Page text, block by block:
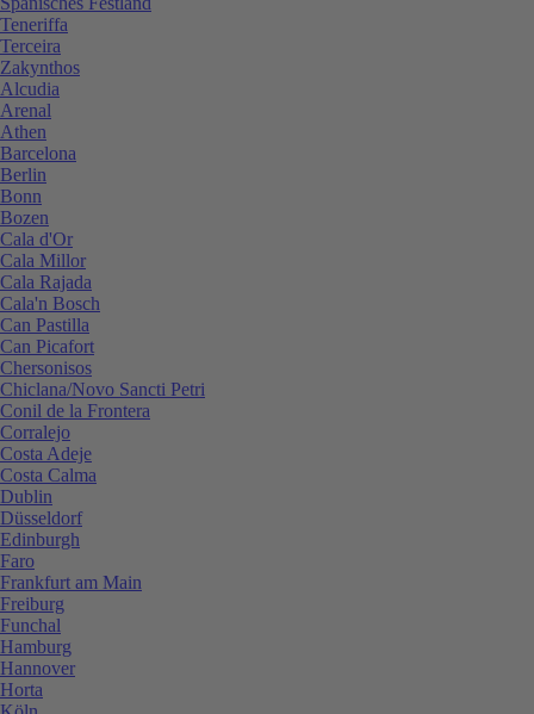
Teneriffa
Terceira
Zakynthos
Alcudia
Arenal
Athen
Barcelona
Berlin
Bonn
Bozen
Cala d'Or
Cala Millor
Cala Rajada
Cala'n Bosch
Can Pastilla
Can Picafort
Chersonisos
Chiclana/Novo Sancti Petri
Conil de la Frontera
Corralejo
Costa Adeje
Costa Calma
Dublin
Düsseldorf
Edinburgh
Faro
Frankfurt am Main
Freiburg
Funchal
Hamburg
Hannover
Horta